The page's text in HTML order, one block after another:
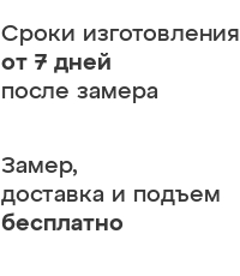
Сроки изготовления
от 7 дней
после замера
Замер,
доставка и подъем
бесплатно